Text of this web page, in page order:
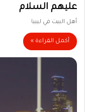
عليهم السلام
أهل البيت في ليبيا
أكمل القراءة »